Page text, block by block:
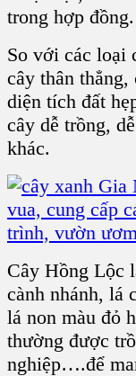
trong hợp đồng.
So với các loại
cây thân
diện tích đất
cây dễ trồng,
khác.
Cây Hồng Lộc
cành nhánh, lá
lá non màu đỏ
thường được
nghiệp….để